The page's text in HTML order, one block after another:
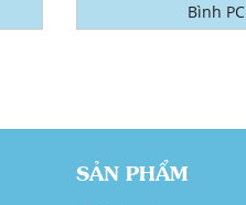
Bình PC
SẢN PHẨM